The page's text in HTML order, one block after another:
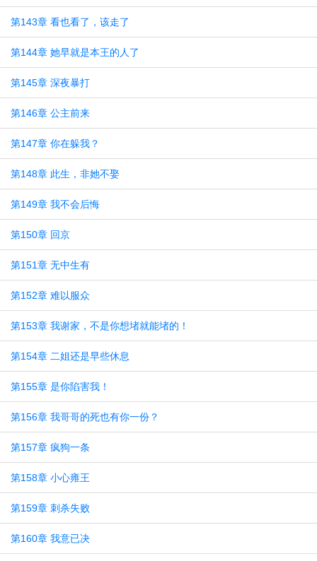
第143章 看也看了，该走了
第144章 她早就是本王的人了
第145章 深夜暴打
第146章 公主前来
第147章 你在躲我？
第148章 此生，非她不娶
第149章 我不会后悔
第150章 回京
第151章 无中生有
第152章 难以服众
第153章 我谢家，不是你想堵就能堵的！
第154章 二姐还是早些休息
第155章 是你陷害我！
第156章 我哥哥的死也有你一份？
第157章 疯狗一条
第158章 小心雍王
第159章 刺杀失败
第160章 我意已决